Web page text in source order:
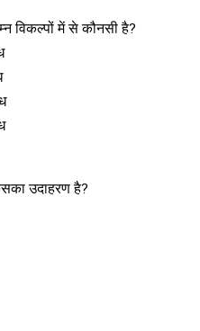
विकल्पों में से कौनसी है?
उदाहरण है?